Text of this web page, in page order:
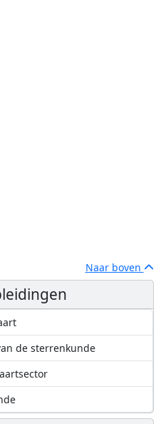
Naar boven
de sterrenkunde